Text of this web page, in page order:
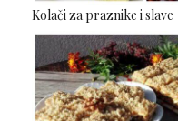
Kolači za praznike i slave